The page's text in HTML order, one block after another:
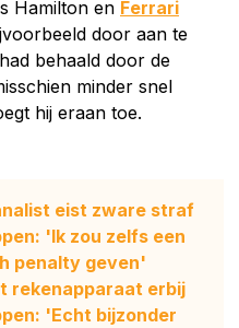
Hamilton en Ferrari
door aan te
behaald door de
minder snel
hij eraan toe.
eist zware straf
'Ik zou zelfs een
penalty geven'
rekenapparaat erbij
'Echt bijzonder